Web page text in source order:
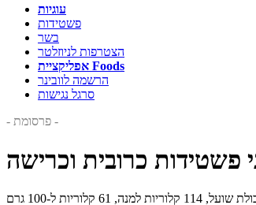
עוגיות
פשטידות
בשר
הצטרפות לניוזלטר
אפליקציית Foods
הרשמה לוובינר
סרגל נגישות
- פרסומת -
פשטידות כרובית וכרישה
ל-100 גרם